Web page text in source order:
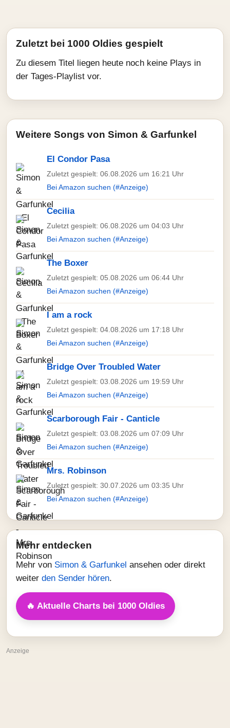
Zuletzt bei 1000 Oldies gespielt
Zu diesem Titel liegen heute noch keine Plays in
der Tages-Playlist vor.
Weitere Songs von Simon & Garfunkel
El Condor Pasa
Zuletzt gespielt: 06.08.2026 um 16:21 Uhr
Bei Amazon suchen (#Anzeige)
Cecilia
Zuletzt gespielt: 06.08.2026 um 04:03 Uhr
Bei Amazon suchen (#Anzeige)
The Boxer
Zuletzt gespielt: 05.08.2026 um 06:44 Uhr
Bei Amazon suchen (#Anzeige)
I am a rock
Zuletzt gespielt: 04.08.2026 um 17:18 Uhr
Bei Amazon suchen (#Anzeige)
Bridge Over Troubled Water
Zuletzt gespielt: 03.08.2026 um 19:59 Uhr
Bei Amazon suchen (#Anzeige)
Scarborough Fair - Canticle
Zuletzt gespielt: 03.08.2026 um 07:09 Uhr
Bei Amazon suchen (#Anzeige)
Mrs. Robinson
Zuletzt gespielt: 30.07.2026 um 03:35 Uhr
Bei Amazon suchen (#Anzeige)
Mehr entdecken
Mehr von Simon & Garfunkel ansehen oder direkt
weiter den Sender hören.
🔥 Aktuelle Charts bei 1000 Oldies
Anzeige